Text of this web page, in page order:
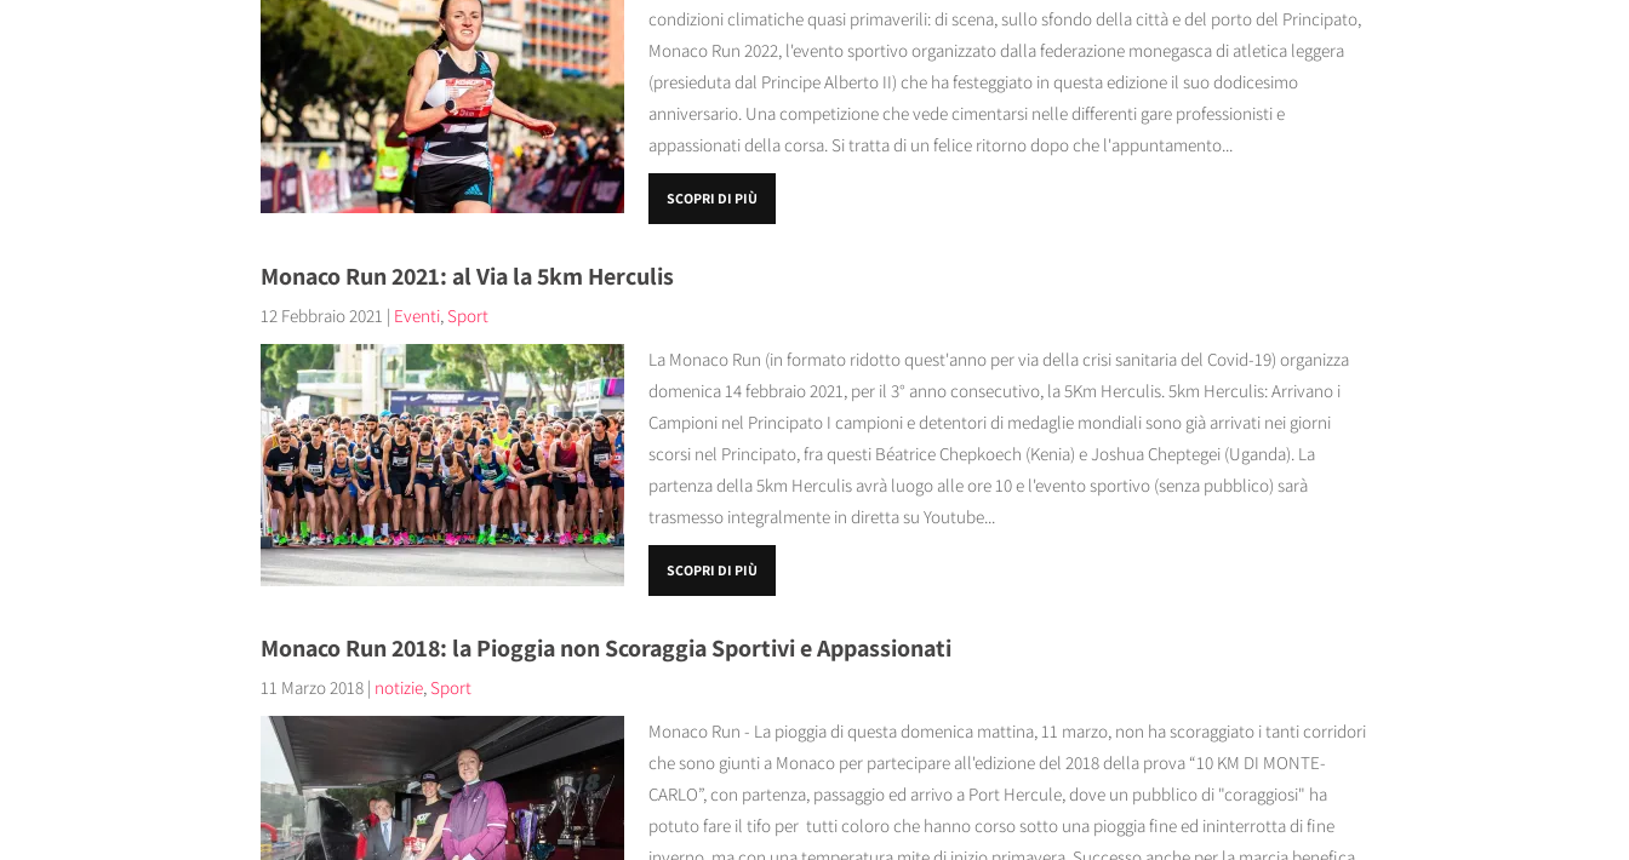
condizioni climatiche quasi primaverili: di scena, sullo sfondo della città e del porto del Principato,
Monaco Run 2022, l'evento sportivo organizzato dalla federazione monegasca di atletica leggera
(presieduta dal Principe Alberto II) che ha festeggiato in questa edizione il suo dodicesimo
anniversario. Una competizione che vede cimentarsi nelle differenti gare professionisti e
appassionati della corsa. Si tratta di un felice ritorno dopo che l'appuntamento...
SCOPRI DI PIÙ
Monaco Run 2021: al Via la 5km Herculis
12 Febbraio 2021 | Eventi, Sport
La Monaco Run (in formato ridotto quest'anno per via della crisi sanitaria del Covid-19) organizza
domenica 14 febbraio 2021, per il 3° anno consecutivo, la 5Km Herculis. 5km Herculis: Arrivano i
Campioni nel Principato I campioni e detentori di medaglie mondiali sono già arrivati nei giorni
scorsi nel Principato, fra questi Béatrice Chepkoech (Kenia) e Joshua Cheptegei (Uganda). La
partenza della 5km Herculis avrà luogo alle ore 10 e l'evento sportivo (senza pubblico) sarà
trasmesso integralmente in diretta su Youtube...
SCOPRI DI PIÙ
Monaco Run 2018: la Pioggia non Scoraggia Sportivi e Appassionati
11 Marzo 2018 | notizie, Sport
Monaco Run - La pioggia di questa domenica mattina, 11 marzo, non ha scoraggiato i tanti corridori
che sono giunti a Monaco per partecipare all'edizione del 2018 della prova “10 KM DI MONTE-
CARLO”, con partenza, passaggio ed arrivo a Port Hercule, dove un pubblico di "coraggiosi" ha
potuto fare il tifo per tutti coloro che hanno corso sotto una pioggia fine ed ininterrotta di fine